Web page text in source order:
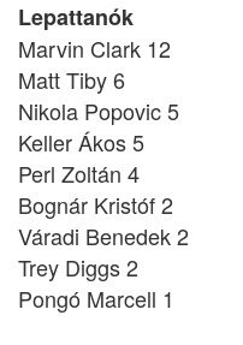
Lepattanók
Marvin Clark 12
Matt Tiby 6
Nikola Popovic 5
Keller Ákos 5
Perl Zoltán 4
Bognár Kristóf 2
Váradi Benedek 2
Trey Diggs 2
Pongó Marcell 1